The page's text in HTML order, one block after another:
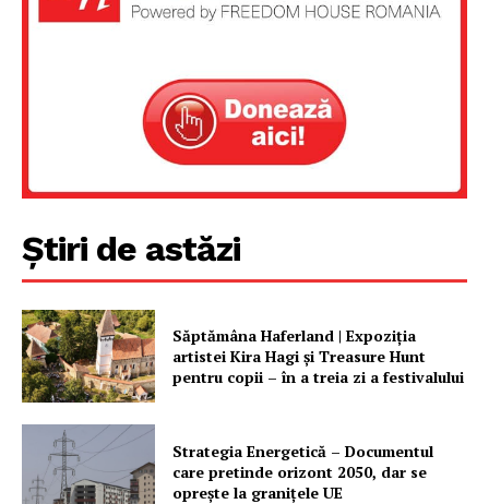
Un proiect
FREEDOM HOUSE ROMÂNIA
PRESShub
Despre noi / Echipa
Știri de astăzi
Săptămâna Haferland | Expoziţia
artistei Kira Hagi şi Treasure Hunt
pentru copii – în a treia zi a festivalului
Strategia Energetică – Documentul
care pretinde orizont 2050, dar se
oprește la granițele UE